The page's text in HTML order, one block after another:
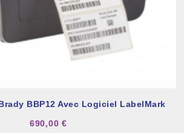
BBP12 Avec Logiciel LabelMark
690,00 €